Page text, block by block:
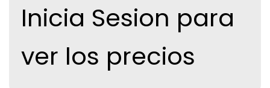
Inicia Sesion para
ver los precios